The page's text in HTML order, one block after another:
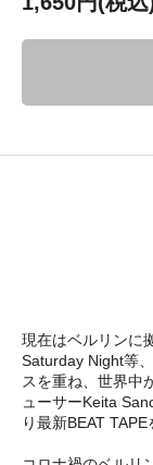
現在はベルリンに
Saturday Night等
スを重ね、世界中
ューサーKeita
り最新BEAT TAPE